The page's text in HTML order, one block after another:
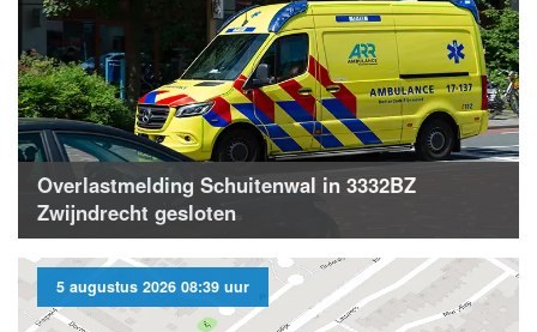
Overlastmelding Schuitenwal in 3332BZ
Zwijndrecht gesloten
5 augustus 2026 08:39 uur